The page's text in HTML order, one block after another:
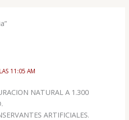
11:05 AM
NATURAL A 1.300
ARTIFICIALES.